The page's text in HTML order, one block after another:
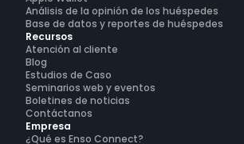
Análisis de la opinión de los huéspedes
Base de datos y reportes de huéspedes
Recursos
Atención al cliente
Blog
Estudios de Caso
Seminarios web y eventos
Boletines de noticias
Contáctanos
Empresa
¿Qué es Enso Connect?